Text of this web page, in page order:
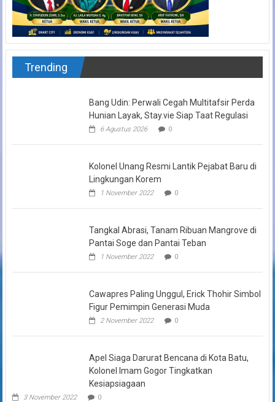
Trending
Bang Udin: Perwali Cegah Multitafsir Perda
Hunian Layak, Stay.vie Siap Taat Regulasi
6 Agustus 2026 0
Kolonel Unang Resmi Lantik Pejabat Baru di
Lingkungan Korem
1 November 2022 0
Tangkal Abrasi, Tanam Ribuan Mangrove di
Pantai Soge dan Pantai Teban
1 November 2022 0
Cawapres Paling Unggul, Erick Thohir Simbol
Figur Pemimpin Generasi Muda
2 November 2022 0
Apel Siaga Darurat Bencana di Kota Batu,
Kolonel Imam Gogor Tingkatkan
Kesiapsiagaan
3 November 2022 0